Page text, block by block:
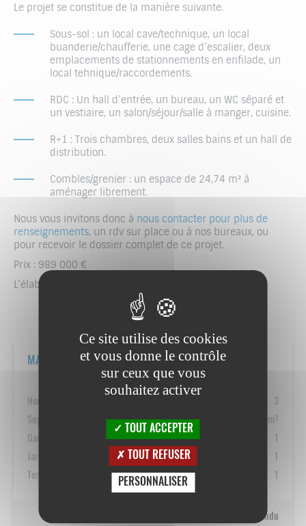
Le projet se constitue de la manière suivante.
Sous-sol : un local cave/technique, un local
buanderie/chaufferie, une cage d’escalier, deux
emplacements de stationnements en enfilade, un
local tehnique/raccordements.
RDC : Un hall d’entrée, un bureau, un WC séparé et
un vestiaire, un salon/séjour/salle à manger, cuisine.
R+1 : Trois chambres, deux salles bains et un hall de
distribution.
Combles/grenier : un espace de 24,74 m² à
aménager librement.
Nous vous invitons donc à nous contacter pour plus de
renseignements, un rdv sur place ou à nos bureaux, ou
pour recevoir le dossier complet de ce projet.
Prix : 989 000 €
L’élaboration du passeport énergétique est en cours.
MAISON 1
Nombre de chambres
3
Superficie
162 m²
Garage
Jardin
Terrasse
1
Vendu
Ce site utilise des cookies
et vous donne le contrôle
sur ceux que vous
souhaitez activer
TOUT ACCEPTER
TOUT REFUSER
PERSONNALISER